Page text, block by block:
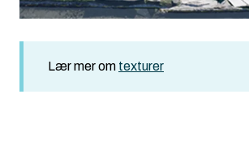
Lær mer om texturer